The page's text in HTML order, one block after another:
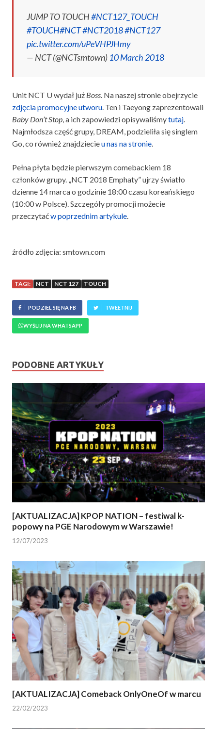
JUMP TO TOUCH#NCT127_TOUCH
#TOUCH#NCT#NCT2018#NCT127
pic.twitter.com/uPeVHPJHmy
— NCT (@NCTsmtown) 10 March 2018
Unit NCT Uwydał już Boss. Na naszej stronie obejrzycie
zdjęcia promocyjne utworu. Ten i Taeyong zaprezentowali
Baby Don’t Stop, a ich zapowiedzi opisywaliśmytutaj.
Najmłodsza część grupy, DREAM, podzieliła się singlem
Go, co również znajdziecieu nas na stronie.
Pełna płyta będzie pierwszym comebackiem 18
członków grupy. „NCT 2018 Emphaty” ujrzy światło
dzienne 14 marca o godzinie 18:00 czasu koreańskiego
(10:00 w Polsce). Szczegóły promocji możecie
przeczytaćw poprzednim artykule.
źródło zdjęcia: smtown.com
TAGI: NCT NCT 127 TOUCH
PODZIEL SIĘ NA FB TWEETNIJ
WYŚLIJ NA WHATSAPP
PODOBNE ARTYKUŁY
[AKTUALIZACJA] KPOP NATION – festiwal k-
popowy na PGE Narodowym w Warszawie!
12/07/2023
[AKTUALIZACJA] Comeback OnlyOneOf w marcu
22/02/2023